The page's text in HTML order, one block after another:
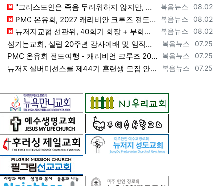
등록자
복음뉴스 등록일
08.02
"그리스도인은 죽음 두려워하지 않지만, 살아 있는 동안 다른 사람의 유익 + 믿음의 진보 위해 살아야" [2026년 7월 31일 금요일 자 뉴욕…
등록자
복음뉴스 등록일
08.02
PMC 온유회, 2027 캐리비안 크루즈 전도여행 참가자 모집 [2026년 7월 31일 금요일 자 뉴욕일보 기사] ==> https://www.…
등록자
복음뉴스 등록일
08.02
뉴저지교협 선관위, 40회기 회장 + 부회장 등록 + 추천 절차 공고 --- 8월 28일 등록 마감, 9월 28일 선거 [2026년 7월 29일…
등록자
복음뉴스 등록일
07.25
섬기는교회, 설립 20주년 감사예배 및 임직식 --- "이제 더 힘차게 창공을 날자" [2026년 7월 25일 토요일 자 뉴욕일보 기사] ==>…
등록자
복음뉴스 등록일
07.25
PMC 온유회 전도여행 - 캐리비언 크루즈 2027 안내 ==> https://www.bogeumnews.com/gnu54/bbs/board.p…
등록자
복음뉴스 등록일
07.25
뉴저지실버미션스쿨 제44기 훈련생 모집 안내 ==> https://www.bogeumnews.com/gnu54/bbs/board.php?bo_t…